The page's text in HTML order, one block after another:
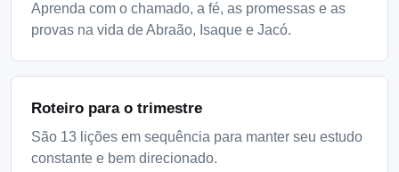
Aprenda com o chamado, a fé, as promessas e as
provas na vida de Abraão, Isaque e Jacó.
Roteiro para o trimestre
São 13 lições em sequência para manter seu estudo
constante e bem direcionado.